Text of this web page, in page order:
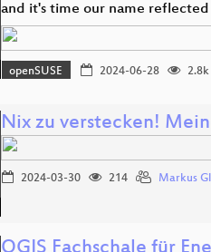
and it's time our name
openSUSE 2024-06-28 2.8k
Nix zu verstecken!
2024-03-30 214 Markus